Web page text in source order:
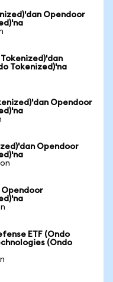
Opendoor
Tokenized)'na
Opendoor
Opendoor
Opendoor
ETF (Ondo
(Ondo